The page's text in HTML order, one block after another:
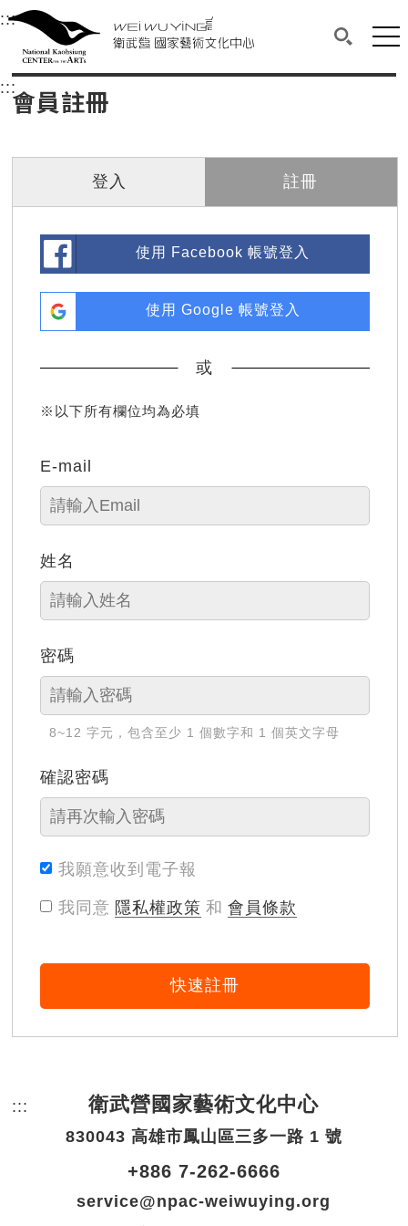
衛武營國家藝術文化中心
中央內容區塊，為本頁主要內容區。
:::選單連結區塊，此區塊列有本網站主要連結。
衛武營國家藝術文化中心
搜尋(開
網
::: 中央內容區塊，為本頁主要內容區。
會員註冊
登入 註冊
使用 Facebook 帳號登入
使用 Google 帳號登入
或
※以下所有欄位均為必填
E-mail
姓名
密碼
8~12 字元，包含至少 1 個數字和 1 個英文字母
確認密碼
我願意收到電子報
我同意 隱私權政策 和 會員條款
快速註冊
::: 頁尾網站資訊。
衛武營國家藝術文化中心
830043 高雄市鳳山區三多一路 1 號
+886 7-262-6666
service@npac-weiwuying.org